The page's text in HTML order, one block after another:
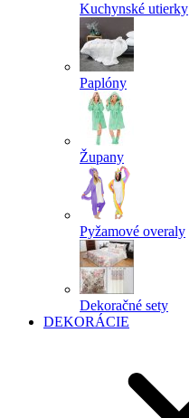
Kuchynské utierky
Paplóny
Župany
Pyžamové overaly
Dekoračné sety
DEKORÁCIE